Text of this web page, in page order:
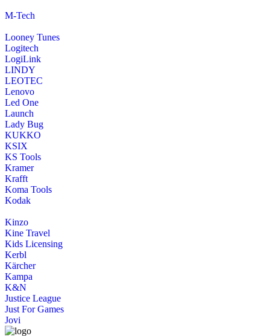
M-Tech
Looney Tunes
Logitech
LogiLink
LINDY
LEOTEC
Lenovo
Led One
Launch
Lady Bug
KUKKO
KSIX
KS Tools
Kramer
Krafft
Koma Tools
Kodak
Kinzo
Kine Travel
Kids Licensing
Kerbl
Kärcher
Kampa
K&N
Justice League
Just For Games
Jovi